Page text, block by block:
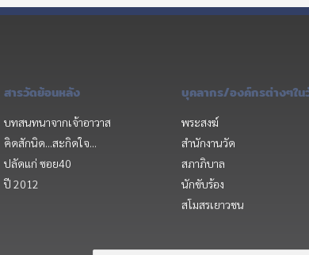
สารวัดย้อนหลัง
บทสนทนาจากเจ้าอาวาส
คิดสักนิด...สะกิดใจ...
ปลัดแก่ ซอย40
ปี 2012
บุคลากร/องค์กรต่างๆใน
พระสงฆ์
สำนักงานวัด
สภาภิบาล
นักขับร้อง
สโมสรเยาวชน